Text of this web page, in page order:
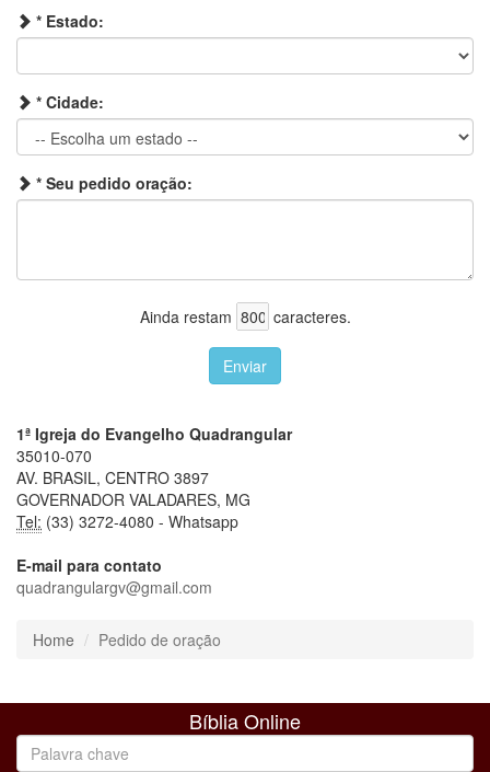
* Estado:
* Cidade:
* Seu pedido oração:
Ainda restam caracteres.
Enviar
1ª Igreja do Evangelho Quadrangular
35010-070
AV. BRASIL, CENTRO 3897
GOVERNADOR VALADARES, MG
Tel: (33) 3272-4080 - Whatsapp
E-mail para contato
quadrangulargv@gmail.com
Home Pedido de oração
Bíblia Online
chave